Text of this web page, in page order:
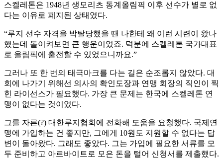
스켈레톤은 1948년 생모리츠 동계올림픽 이후 선수가 별로 없
다는 이유로 폐지된 상태였다.
“루지 선수 자격을 박탈당했을 땐 나한테 왜 이런 시련이 왔나
했는데 돌이켜보면 큰 행운이었죠. 덕분에 스켈레톤 국가대표
로 올림픽에 출전할 수 있었으니까요.”
그러나 또 한 번의 태극마크를 다는 길은 순조롭지 않았다. 대
회에 나가기 위해선 의사의 확인도장과 연맹 회장의 직인이 찍
힌 라이선스가 필요했다. 가장 큰 문제는 한국에 스켈레톤 연
맹이 없다는 것이었다.
그를 자른(?) 대한루지협회에 전화해 도움을 요청했다. 국제연
맹에 가입하는 건 좋지만, 그에게 10원도 지원할 수 없다는 답
변이 돌아왔다. 그래도 좋았다. 그는 가입에 필요한 서류를 모
두 준비하고 아르바이트로 모은 돈을 털어 신청서를 제출했다.